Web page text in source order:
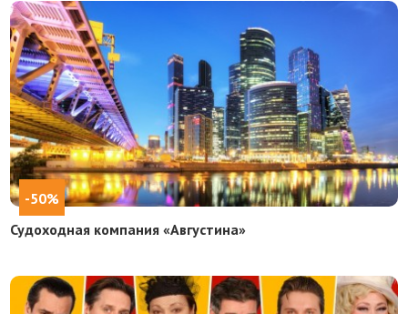
-50%
Судоходная компания «Августина»